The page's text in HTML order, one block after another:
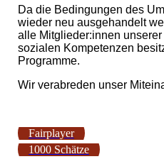
Da die Bedingungen des
wieder neu ausgehandelt
alle Mitglieder:innen
sozialen Kompetenzen
Programme.
Wir verabreden unser
Fairplayer
1000 Schätze